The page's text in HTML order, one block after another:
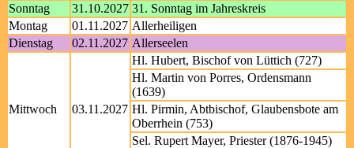
Sonntag
31.10.2027 31. Sonntag im Jahreskreis
Montag
01.11.2027 Allerheiligen
Dienstag
02.11.2027 Allerseelen
Mittwoch 03.11.2027
Hl. Hubert, Bischof von Lüttich (727)
Hl. Martin von Porres, Ordensmann
(1639)
Hl. Pirmin, Abtbischof, Glaubensbote am
Oberrhein (753)
Sel. Rupert Mayer, Priester (1876-1945)